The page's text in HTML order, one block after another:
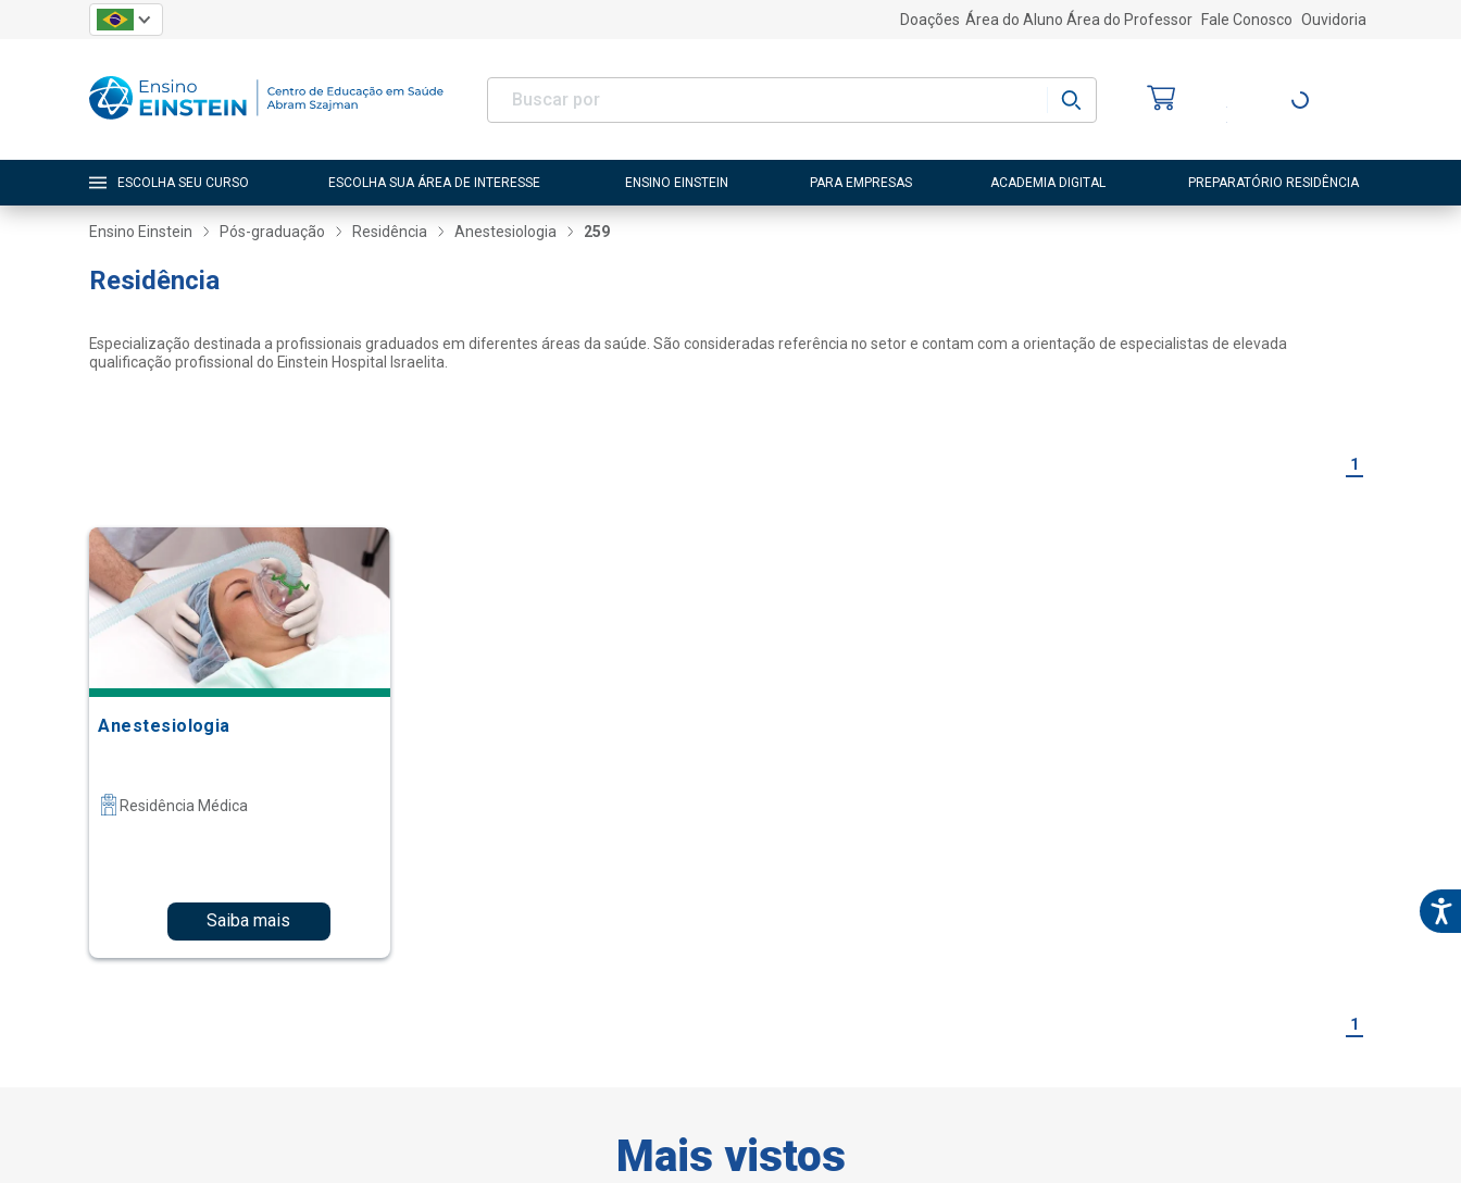
Doações Área do Aluno Área do Professor Fale Conosco Ouvidoria
Entre ou Cadastre-
ESCOLHA SEU CURSO ESCOLHA SUA ÁREA DE INTERESSE ENSINO EINSTEIN PARA EMPRESAS ACADEMIA DIGITAL PREPARATÓRIO RESIDÊNCIA
Ensino Einstein Pós-graduação Residência Anestesiologia 259
Residência
Especialização destinada a profissionais graduados em diferentes áreas da saúde. São consideradas referência no setor e contam com a orientação de especialistas de elevada
qualificação profissional do Einstein Hospital Israelita.
1
Anestesiologia
Residência Médica
Saiba mais
1
Mais vistos